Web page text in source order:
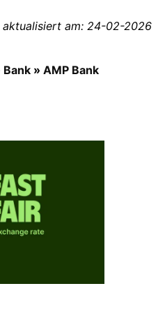
am: 24-02-2026
Bank » AMP Bank